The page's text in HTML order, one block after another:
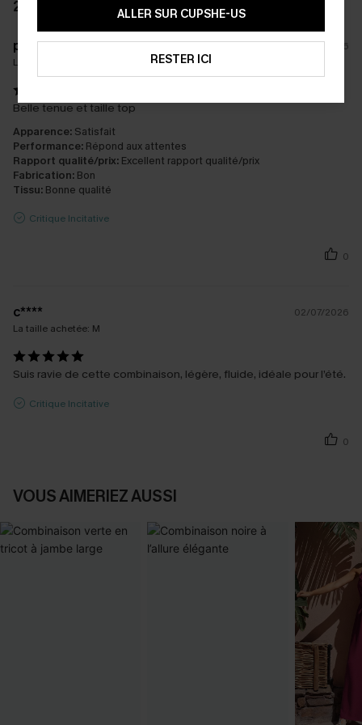
2 AVIS
p****
02/08/2026
La taille achetée:
Belle tenue et taille top
Apparence: Satisfait
Performance: Répond aux attentes
Rapport qualité/prix: Excellent rapport qualité/prix
Fabrication: Bon
Tissu: Bonne qualité
Critique Incitative
0
c****
02/07/2026
La taille achetée: M
Suis ravie de cette combinaison, légère, fluide, idéale pour l’été.
Critique Incitative
0
VOUS AIMERIEZ AUSSI
ALLER SUR CUPSHE-US
RESTER ICI